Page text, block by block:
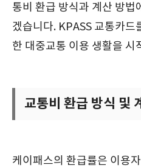
통비 환급 방식과 계산 방법
겠습니다. KPASS 교통카드
한 대중교통 이용 생활을 시
교통비 환급 방식 및
케이패스의 환급률은 이용